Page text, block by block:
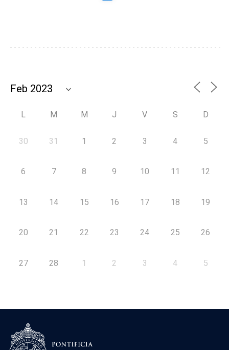
L M M J V S D
30 31 1 2 3 4 5
6 7 8 9 10 11 12
13 14 15 16 17 18 19
20 21 22 23 24 25 26
27 28 1 2 3 4 5